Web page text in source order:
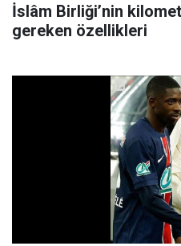
İslâm Birliği’nin
gereken özellikleri